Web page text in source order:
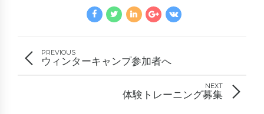
PREVIOUS
ウィンターキャンプ参加者へ
NEXT
体験トレーニング募集